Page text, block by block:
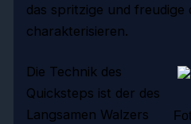
das spritzige und freudige
charakterisieren.
Die Technik des
Quicksteps ist der des
Langsamen Walzers